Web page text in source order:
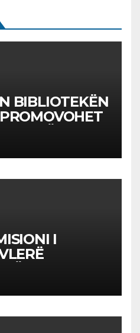
BIBLIOTEKËN
E TË
PROF. DR.
I
PËR